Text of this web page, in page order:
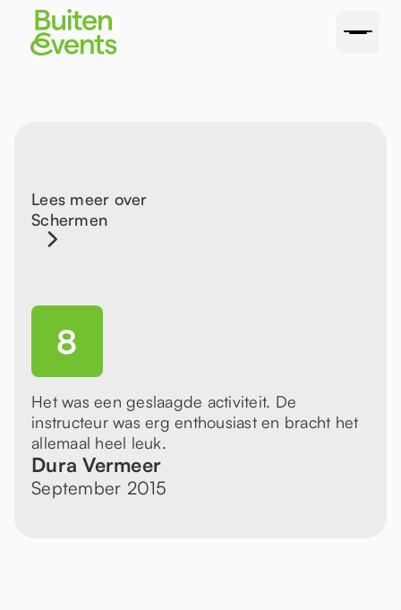
Lees meer over
Schermen
8
Het was een geslaagde activiteit. De
instructeur was erg enthousiast en bracht het
allemaal heel leuk.
Dura Vermeer
September 2015